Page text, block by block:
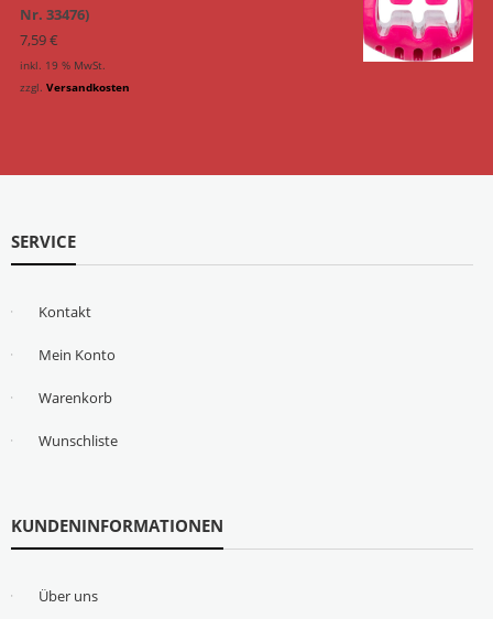
Nr. 33476)
7,59€
inkl. 19 % MwSt.
zzgl. Versandkosten
SERVICE
Kontakt
Mein Konto
Warenkorb
Wunschliste
KUNDENINFORMATIONEN
Über uns